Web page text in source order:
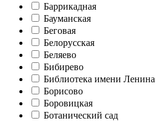
Баррикадная
Бауманская
Беговая
Белорусская
Беляево
Бибирево
Библиотека имени Ленина
Борисово
Боровицкая
Ботанический сад